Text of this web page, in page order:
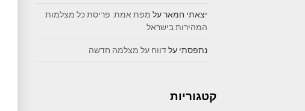
יצאתי חמארעל מפת אמת: פריסת כל מצלמות
המהירות בישראל
נתפסתי עלדווח על מצלמה חדשה
קטגוריות